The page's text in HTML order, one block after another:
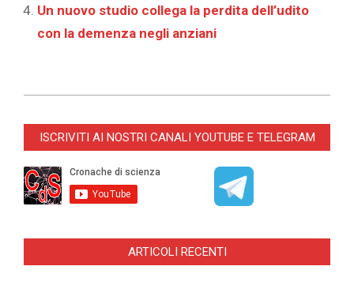
Un nuovo studio collega la perdita dell’udito
con la demenza negli anziani
04-
ISCRIVITI AI NOSTRI CANALI YOUTUBE E TELEGRAM
ARTICOLI RECENTI